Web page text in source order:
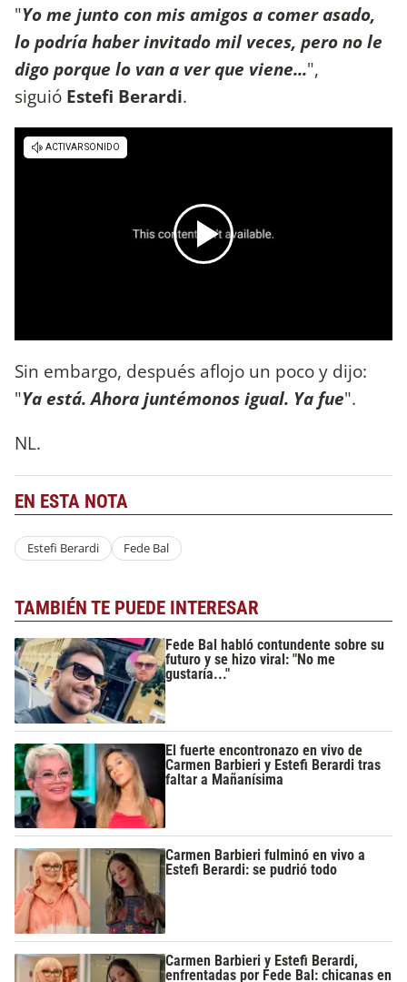
"Yo me junto con mis amigos a comer asado,
lo podría haber invitado mil veces, pero no le
digo porque lo van a ver que viene...",
siguió Estefi Berardi.
Sin embargo, después aflojo un poco y dijo:
"Ya está. Ahora juntémonos igual. Ya fue".
NL.
EN ESTA NOTA
Estefi Berardi Fede Bal
TAMBIÉN TE PUEDE INTERESAR
Fede Bal habló contundente sobre su
futuro y se hizo viral: "No me
gustaría..."
El fuerte encontronazo en vivo de
Carmen Barbieri y Estefi Berardi tras
faltar a Mañanísima
Carmen Barbieri fulminó en vivo a
Estefi Berardi: se pudrió todo
Carmen Barbieri y Estefi Berardi,
enfrentadas por Fede Bal: chicanas en